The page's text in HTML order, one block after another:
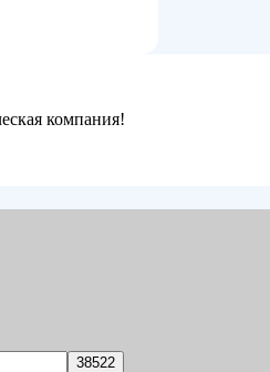
компания!